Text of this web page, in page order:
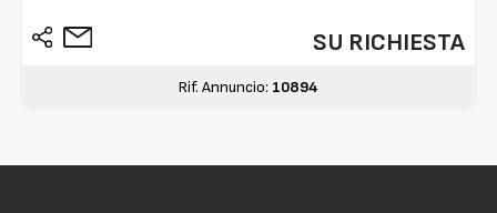
SU RICHIESTA
Rif. Annuncio: 10894